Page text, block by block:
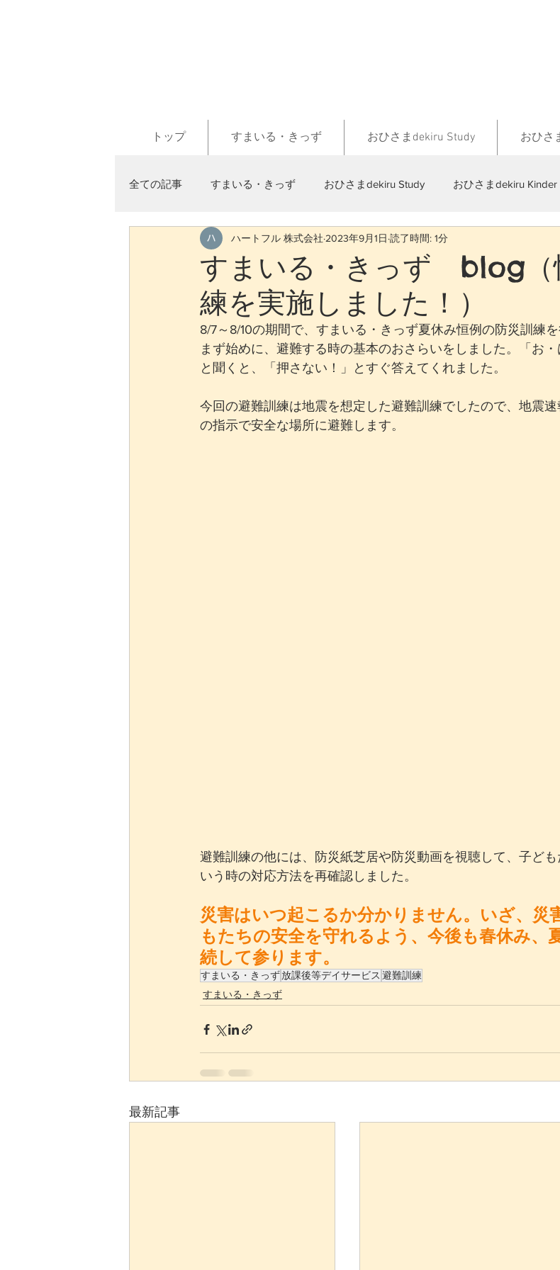
トップ すまいる・きっず おひさまdekiru Study おひさ
全ての記事 すまいる・きっず おひさまdekiru Study おひさまdekiru Kinder
すまいる・きっず blog（
練を実施しました！）
ハートフル 株式会社 2023年9月1日 読了時間: 1分
8/7～8/10の期間で、すまいる・きっず夏休み恒例の防災訓練を
まず始めに、避難する時の基本のおさらいをしました。「お
と聞くと、「押さない！」とすぐ答えてくれました。
今回の避難訓練は地震を想定した避難訓練でしたので、地震
の指示で安全な場所に避難します。
避難訓練の他には、防災紙芝居や防災動画を視聴して、子ど
いう時の対応方法を再確認しました。
災害はいつ起こるか分かりません。いざ、災
もたちの安全を守れるよう、今後も春休み、
続して参ります。
すまいる・きっず放課後等デイサービス 避難訓練
すまいる・きっず
最新記事